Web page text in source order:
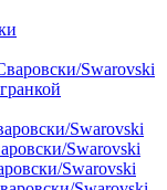
Swarovski
Swarovski
Swarovski
Swarovski